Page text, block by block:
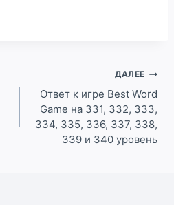
ДАЛЕЕ
Ответ к игре Best Word
Game на 331, 332, 333,
334, 335, 336, 337, 338,
339 и 340 уровень